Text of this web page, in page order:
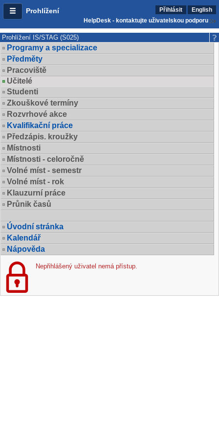
Prohlížení Přihlásit
English
HelpDesk - kontaktujte uživatelskou podporu
Prohlížení IS/STAG (S025)
Programy a specializace
Předměty
Pracoviště
Učitelé
Studenti
Zkouškové termíny
Rozvrhové akce
Kvalifikační práce
Předzápis. kroužky
Místnosti
Místnosti - celoročně
Volné míst - semestr
Volné míst - rok
Klauzurní práce
Průnik časů
Úvodní stránka
Kalendář
Nápověda
Nepřihlášený uživatel nemá přístup.